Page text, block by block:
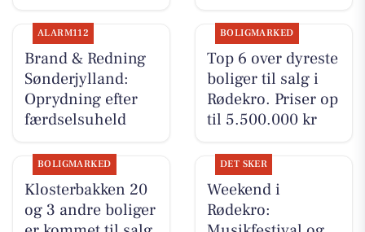
ALARM112
Brand & Redning
Sønderjylland:
Oprydning efter
færdselsuheld
BOLIGMARKED
Top 6 over dyreste
boliger til salg i
Rødekro. Priser op
til 5.500.000 kr
BOLIGMARKED
Klosterbakken 20
og 3 andre boliger
DET SKER
Weekend i
Rødekro: